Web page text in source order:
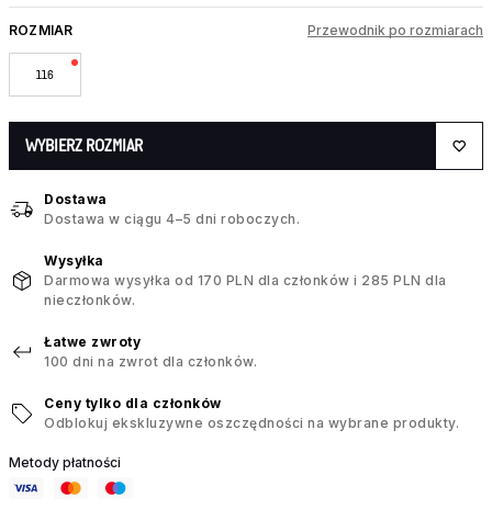
ROZMIAR Przewodnik po rozmiarach
116
WYBIERZ ROZMIAR
Dostawa
Dostawa w ciągu 4–5 dni roboczych.
Wysyłka
Darmowa wysyłka od 170 PLN dla członków i 285 PLN dla
nieczłonków.
Łatwe zwroty
100 dni na zwrot dla członków.
Ceny tylko dla członków
Odblokuj ekskluzywne oszczędności na wybrane produkty.
Metody płatności